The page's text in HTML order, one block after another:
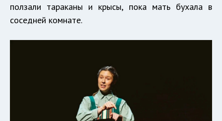
ползали тараканы и крысы, пока мать бухала в
соседней комнате.